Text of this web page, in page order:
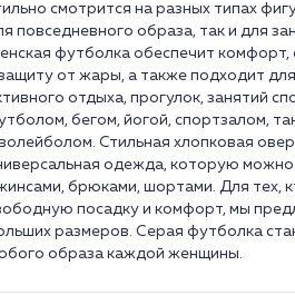
смотрится на разных типах
повседневного образа, так и для
футболка обеспечит комфорт,
от жары, а также подходит
отдыха, прогулок, занятий
бегом, йогой, спортзалом,
Стильная хлопковая
одежда, которую можно
брюками, шортами. Для тех,
посадку и комфорт, мы
размеров. Серая футболка
образа каждой женщины.